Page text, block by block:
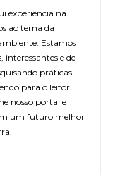
experiência na
ao tema da
Estamos
e de
práticas
para o leitor
nosso portal e
um futuro melhor